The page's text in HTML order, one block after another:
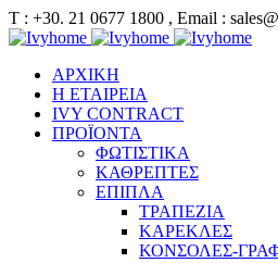
Τ : +30. 21 0677 1800 , Email :
ΑΡΧΙΚΗ
Η ΕΤΑΙΡΕΙΑ
IVY CONTRACT
ΠΡΟΪΟΝΤΑ
ΦΩΤΙΣΤΙΚΑ
ΚΑΘΡΕΠΤΕΣ
ΕΠΙΠΛΑ
ΤΡΑΠΕΖΙΑ
ΚΑΡΕΚΛΕΣ
ΚΟΝΣΟΛΕΣ-